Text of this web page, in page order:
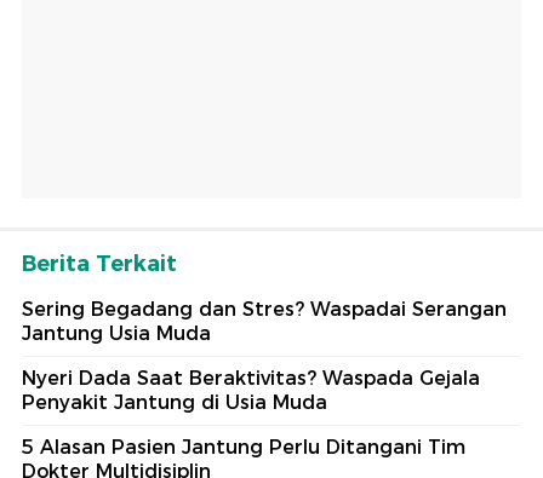
Berita Terkait
Sering Begadang dan Stres? Waspadai Serangan
Jantung Usia Muda
Nyeri Dada Saat Beraktivitas? Waspada Gejala
Penyakit Jantung di Usia Muda
5 Alasan Pasien Jantung Perlu Ditangani Tim
Dokter Multidisiplin